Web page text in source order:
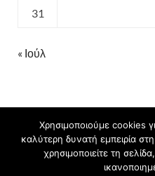
31
« Ιούλ
Πνευματικά δικαιώματα © 2026
blogs.sch.gr
Χρησιμοποιούμε cookies
καλύτερη δυνατή εμπειρία
χρησιμοποιείτε τη